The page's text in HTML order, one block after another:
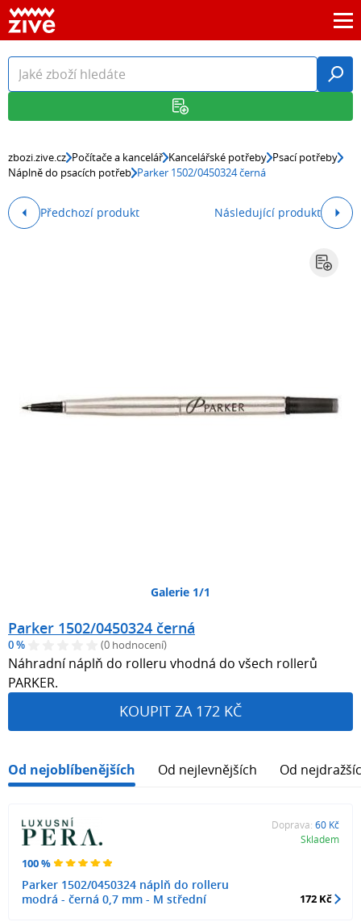
zbozi.zive.cz Počítače a kancelář Kancelářské potřeby Psací potřeby
Náplně do psacích potřeb Parker 1502/0450324 černá
Předchozí produkt Následující produkt
Galerie 1/1
Parker 1502/0450324 černá
0 % (0 hodnocení)
Náhradní náplň do rolleru vhodná do všech rollerů
PARKER.
KOUPIT ZA 172 KČ
Od nejoblíbenějších Od nejlevnějších Od
100 %
Parker 1502/0450324 náplň do rolleru
modrá - černá 0,7 mm - M střední
Doprava: 60 Kč
Skladem
172 Kč